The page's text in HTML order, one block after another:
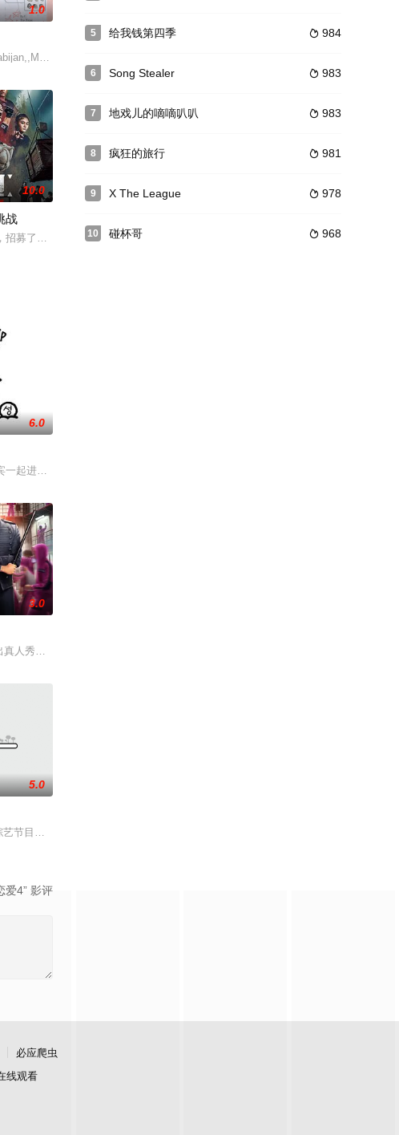
们能否找到命定的伴
”
1.0
真真假假的线索和无处不在的心理博弈，究竟谁能
人气恋综男嘉宾，挑战限时60分钟的Speed Dating。
10.0
战
招募了来自韩国、日本、泰国、蒙古、土耳其、印度尼西亚、澳大利亚、菲律宾等亚
歌手李泳知，嘉宾及日程正在进行内部协商。 之
6.0
一起进行的户外脱口秀节目。大声通过每集都会与不同的嘉宾聊天，展现他们之间特
播出。
3.0
人秀节目《Lock Up》。制作方在分享节目海报时配文道：“准备好，Netflix即将面
，是情敌。 今天爱男人明天爱女人，今天是情敌明天
5.0
节目《帮我找房吧》是综艺史上首个房地产真人秀，节目中朴娜莱和金淑将作为队
爱4” 影评
5  984
给我钱第四季
6  983
Song Stealer
7  983
地戏儿的嘀嘀叭叭
8  981
疯狂的旅行
9  978
X The League
10  968
碰杯哥
必应爬虫
线观看